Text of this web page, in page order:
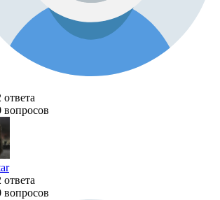
ответа
вопросов
ответа
вопросов